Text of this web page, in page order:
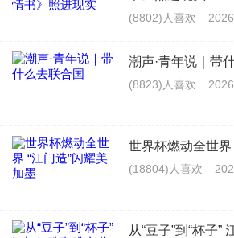
(8802)人喜欢
潮声·青年说｜带
(8823)人喜欢
世界杯燃动全世界
(18804)人喜欢
从“豆子”到“杯子”